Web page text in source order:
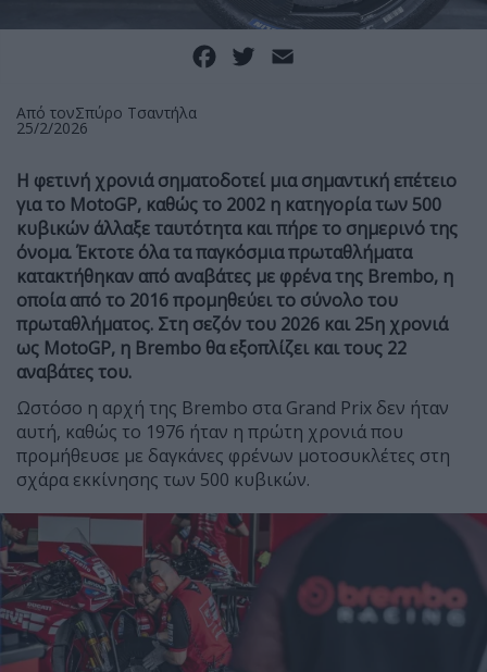
Facebook
Twitter
Από τονΣπύρο Τσαντήλα
25/2/2026
Η φετινή χρονιά σηματοδοτεί μια σημαντική επέτειο
για το MotoGP, καθώς το 2002 η κατηγορία των 500
κυβικών άλλαξε ταυτότητα και πήρε το σημερινό της
όνομα.Έκτοτε όλα τα παγκόσμια πρωταθλήματα
κατακτήθηκαν από αναβάτες με φρένα της Brembo, η
οποία από το 2016 προμηθεύει το σύνολο του
πρωταθλήματος. Στη σεζόν του 2026 και 25η χρονιά
ως MotoGP, η Brembo θα εξοπλίζει και τους 22
αναβάτες του.
Ωστόσο η αρχή της Brembo στα Grand Prix δεν ήταν
αυτή, καθώς το 1976 ήταν η πρώτη χρονιά που
προμήθευσε με δαγκάνες φρένων μοτοσυκλέτες στη
σχάρα εκκίνησης των 500 κυβικών.